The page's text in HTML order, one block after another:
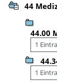
44
44.00
1
1